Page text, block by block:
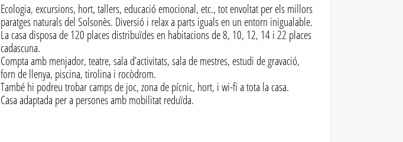
Ecologia, excursions, hort, tallers, educació emocional, etc., tot envoltat per els millors
paratges naturals del Solsonès. Diversió i relax a parts iguals en un entorn inigualable.
La casa disposa de 120 places distribuïdes en habitacions de 8, 10, 12, 14 i 22 places
cadascuna.
Compta amb menjador, teatre, sala d’activitats, sala de mestres, estudi de gravació,
forn de llenya, piscina, tirolina i rocòdrom.
També hi podreu trobar camps de joc, zona de pícnic, hort, i wi-fi a tota la casa.
Casa adaptada per a persones amb mobilitat reduïda.